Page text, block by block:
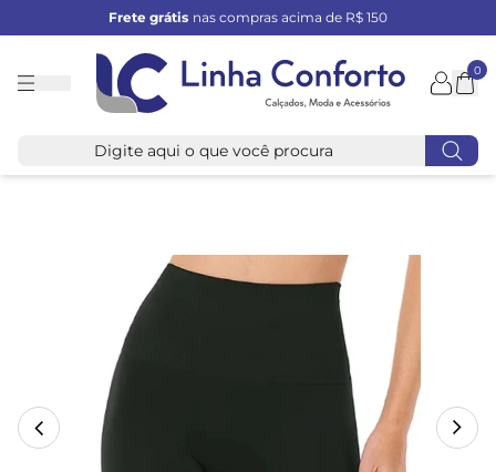
Frete grátis nas compras acima de R$ 150
Linha
0